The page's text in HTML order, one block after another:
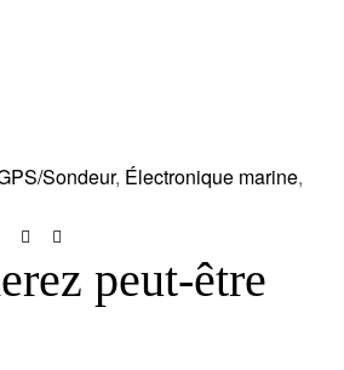
Sondeur, Électronique marine,
peut-être